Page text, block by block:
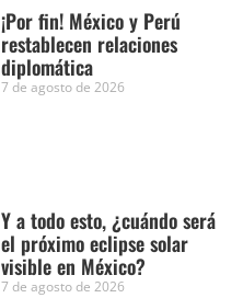
¡Por fin! México y Perú
restablecen relaciones
diplomática
7 de agosto de 2026
Y a todo esto, ¿cuándo será
el próximo eclipse solar
visible en México?
7 de agosto de 2026